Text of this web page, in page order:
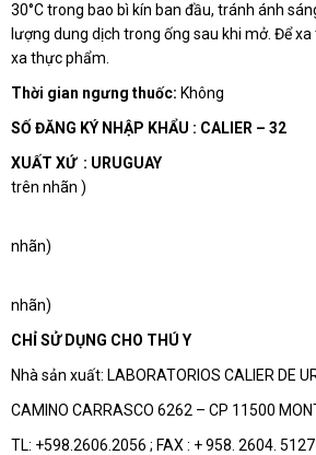
30°C trong bao bì kín ban đầu, tránh ánh
lượng dung dịch trong ống sau khi mở. Để
xa thực phẩm.
Thời gian ngưng thuốc: Không
SỐ ĐĂNG KÝ NHẬP KHẨU : CALIER – 32
XUẤT XỨ :
trên nhãn )
NSX:
nhãn)
HSD:
nhãn)
CHỈ SỬ DỤNG CHO THÚ Y
Nhà sản xuất: LABORATORIOS CALIER DE
CAMINO CARRASCO 6262 – CP 11500
TL: +598.2606.2056 ; FAX : + 958. 2604. 5127